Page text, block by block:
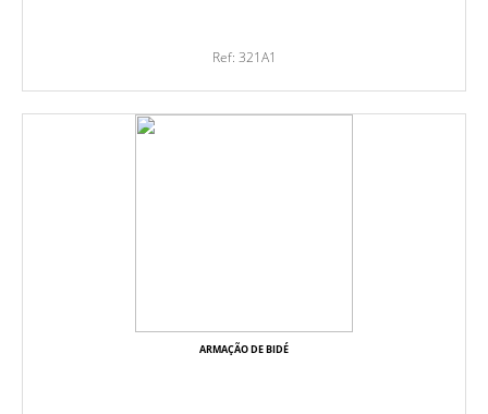
Ref: 321A1
ARMAÇÃO DE BIDÉ